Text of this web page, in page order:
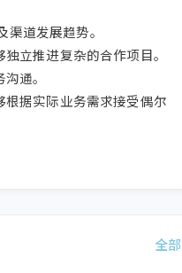
道发展趋势。
立推进复杂的合作项目。
通。
据实际业务需求接受偶尔
全部